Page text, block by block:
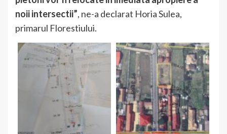
noii intersectii”, ne-a declarat Horia Sulea,
primarul Florestiului.